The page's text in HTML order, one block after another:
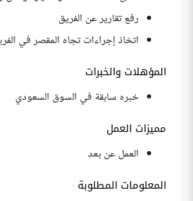
رفع تقارير عن الفريق
اتخاذ إجراءات تجاه المقصر في
المؤهلات والخبرات
خبره سابقة في السوق السعودي
مميزات العمل
العمل عن بعد
المعلومات المطلوبة